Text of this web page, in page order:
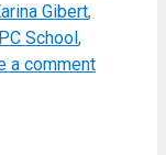
Gibert,
School ,
a comment